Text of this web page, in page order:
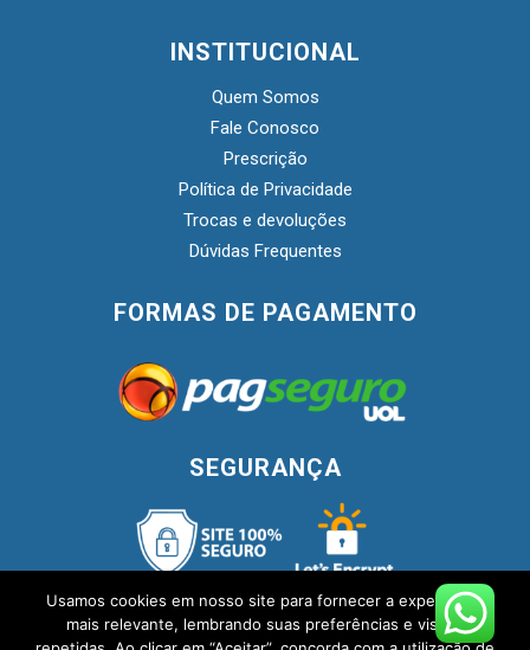
INSTITUCIONAL
Quem Somos
Fale Conosco
Prescrição
Política de Privacidade
Trocas e devoluções
Dúvidas Frequentes
FORMAS DE PAGAMENTO
SEGURANÇA
Usamos cookies em nosso site para fornecer a experiência
mais relevante, lembrando suas preferências e visitas